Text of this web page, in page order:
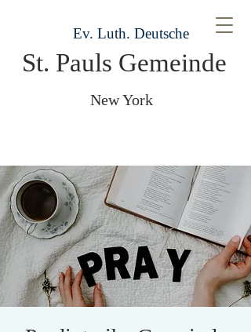
Ev. Luth. Deutsche
St. Pauls Gemeinde
New York